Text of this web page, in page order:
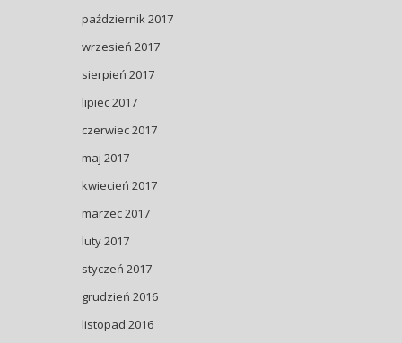
październik 2017
wrzesień 2017
sierpień 2017
lipiec 2017
czerwiec 2017
maj 2017
kwiecień 2017
marzec 2017
luty 2017
styczeń 2017
grudzień 2016
listopad 2016